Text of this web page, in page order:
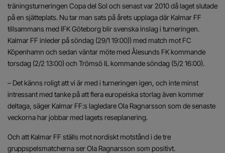
träningsturneringen Copa del Sol och senast var 2010 då laget slutade
på en sjätteplats. Nu tar man sats på årets upplaga där Kalmar FF
tillsammans med IFK Göteborg blir svenska inslag i turneringen.
Kalmar FF inleder på söndag (29/1 19:00)) med match mot FC
Köpenhamn och sedan väntar möte med Ålesunds FK kommande
torsdag (2/2 13:00) och Trömsö IL kommande söndag (5/2 16:00).
– Det känns roligt att vi är med i turneringen igen, och inte minst
intressant med tanke på att flera europeiska storlag även kommer
deltaga, säger Kalmar FF:s lagledare Ola Ragnarsson som de senaste
veckorna har jobbar med lagets reseplanering.
Och att Kalmar FF ställs mot nordiskt motstånd i de tre
gruppspelsmatcherna ser Ola Ragnarsson som positivt.